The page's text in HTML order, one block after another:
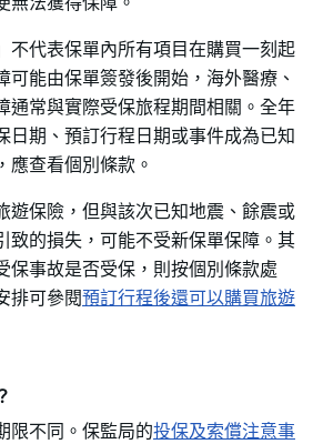
不代表保單內所有項目在購買一刻起
可能由保單簽發後開始，海外醫療、
通常與實際受保旅程期間相關。全年
日期、預訂行程日期或事件成為已知
應查看個別條款。
遊保險，但與該次已知地震、餘震或
致的損失，可能不受新保單保障。其
保事故是否受保，則按個別條款處
排可參閱預訂行程後還可以購買旅遊
限不同。保監局的投保及索償注意事